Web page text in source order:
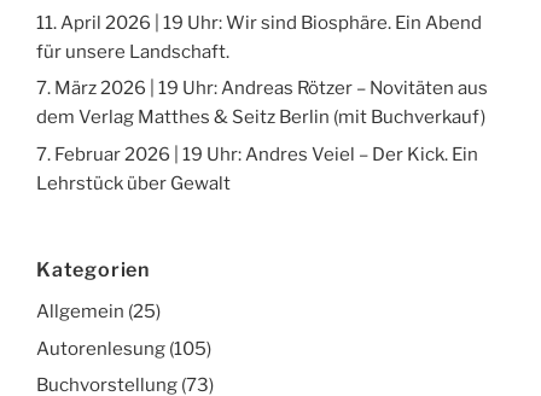
11. April 2026 | 19 Uhr: Wir sind Biosphäre. Ein Abend
für unsere Landschaft.
7. März 2026 | 19 Uhr: Andreas Rötzer – Novitäten aus
dem Verlag Matthes & Seitz Berlin (mit Buchverkauf)
7. Februar 2026 | 19 Uhr: Andres Veiel – Der Kick. Ein
Lehrstück über Gewalt
Kategorien
Allgemein (25)
Autorenlesung (105)
Buchvorstellung (73)